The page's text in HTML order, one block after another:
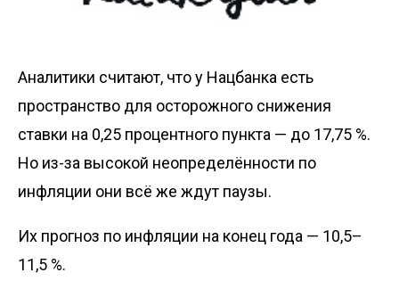
Аналитики считают, что у Нацбанка есть
пространство для осторожного снижения
ставки на 0,25 процентного пункта — до 17,75 %.
Но из-за высокой неопределённости по
инфляции они всё же ждут паузы.
Их прогноз по инфляции на конец года — 10,5–
11,5 %.